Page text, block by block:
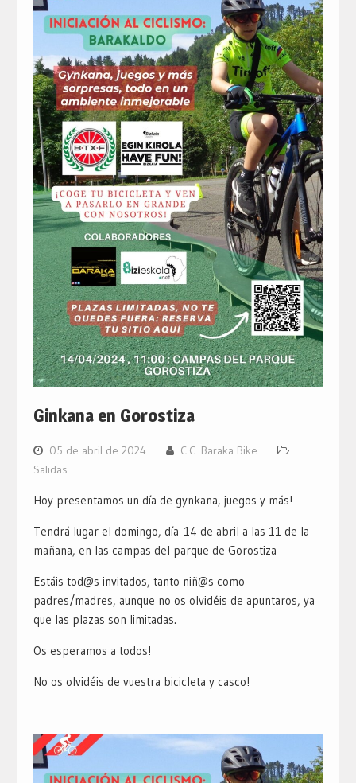
Ginkana en Gorostiza
05 de abril de 2024
C.C. Baraka Bike
Salidas
Hoy presentamos un día de gynkana, juegos y más!
Tendrá lugar el domingo, día 14 de abril a las 11 de la
mañana, en las campas del parque de Gorostiza
Estáis tod@s invitados, tanto niñ@s como
padres/madres, aunque no os olvidéis de apuntaros, ya
que las plazas son limitadas.
Os esperamos a todos!
No os olvidéis de vuestra bicicleta y casco!